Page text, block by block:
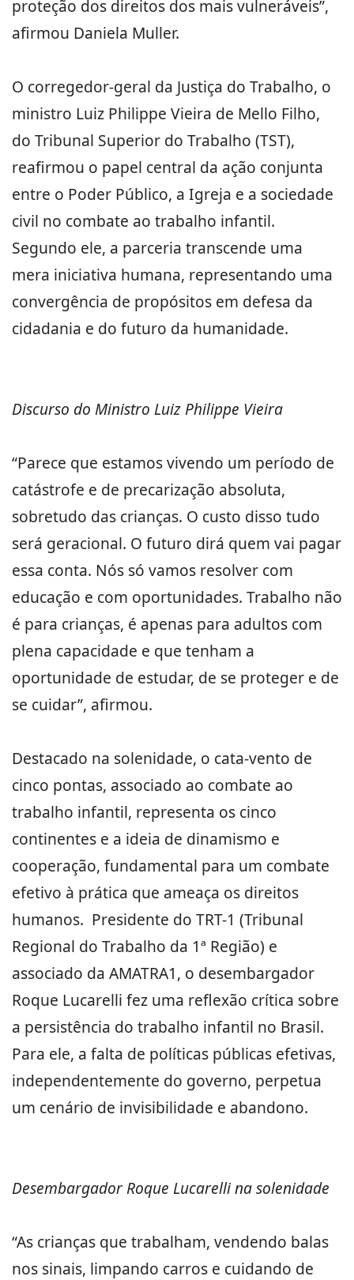
proteção dos direitos dos mais vulneráveis”,
afirmou Daniela Muller.
O corregedor-geral da Justiça do Trabalho, o
ministro Luiz Philippe Vieira de Mello Filho,
do Tribunal Superior do Trabalho (TST),
reafirmou o papel central da ação conjunta
entre o Poder Público, a Igreja e a sociedade
civil no combate ao trabalho infantil.
Segundo ele, a parceria transcende uma
mera iniciativa humana, representando uma
convergência de propósitos em defesa da
cidadania e do futuro da humanidade.
Discurso do Ministro Luiz Philippe Vieira
“Parece que estamos vivendo um período de
catástrofe e de precarização absoluta,
sobretudo das crianças. O custo disso tudo
será geracional. O futuro dirá quem vai pagar
essa conta. Nós só vamos resolver com
educação e com oportunidades. Trabalho não
é para crianças, é apenas para adultos com
plena capacidade e que tenham a
oportunidade de estudar, de se proteger e de
se cuidar”, afirmou.
Destacado na solenidade, o cata-vento de
cinco pontas, associado ao combate ao
trabalho infantil, representa os cinco
continentes e a ideia de dinamismo e
cooperação, fundamental para um combate
efetivo à prática que ameaça os direitos
humanos. Presidente do TRT-1 (Tribunal
Regional do Trabalho da 1ª Região) e
associado da AMATRA1, o desembargador
Roque Lucarelli fez uma reflexão crítica sobre
a persistência do trabalho infantil no Brasil.
Para ele, a falta de políticas públicas efetivas,
independentemente do governo, perpetua
um cenário de invisibilidade e abandono.
Desembargador Roque Lucarelli na solenidade
“As crianças que trabalham, vendendo balas
nos sinais, limpando carros e cuidando de